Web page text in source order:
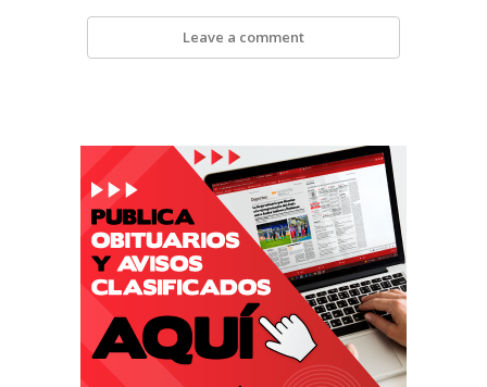
Leave a comment